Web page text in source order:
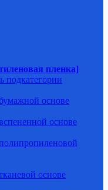
пленка]
подкатегории
основе
основе
основе